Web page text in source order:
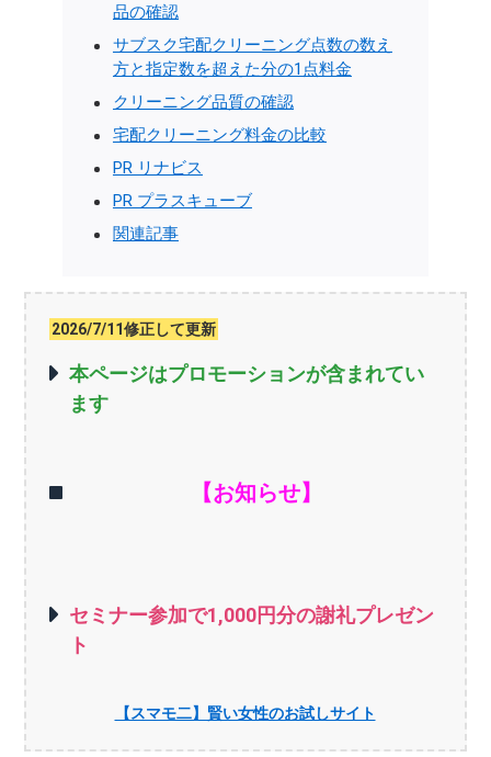
品の確認
サブスク宅配クリーニング点数の数え
方と指定数を超えた分の1点料金
クリーニング品質の確認
宅配クリーニング料金の比較
PR リナビス
PR プラスキューブ
関連記事
2026/7/11修正して更新
本ページはプロモーションが含まれてい
ます
【お知らせ】
セミナー参加で1,000円分の謝礼プレゼン
ト
【スマモ二】賢い女性のお試しサイト